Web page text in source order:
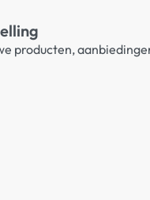
producten,